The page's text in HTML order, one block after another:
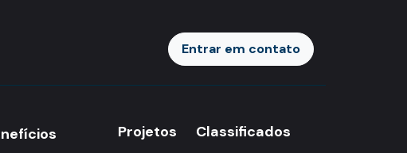
Entrar em contato
Projetos Classificados